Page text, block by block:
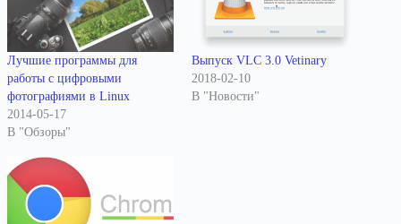
Лучшие программы для
работы с цифровыми
фотографиями в Linux
2014-05-17
В "Обзоры"
Выпуск VLC 3.0 Vetinary
2018-02-10
В "Новости"